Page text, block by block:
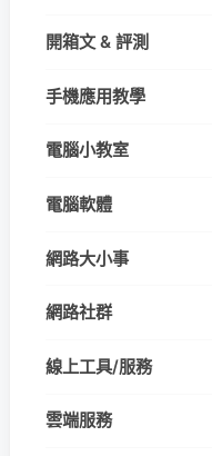
開箱文 & 評測
手機應用教學
電腦小教室
電腦軟體
網路大小事
網路社群
線上工具/服務
雲端服務